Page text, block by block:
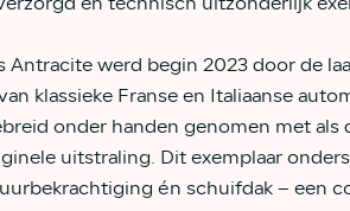
Antracite werd begin 2023 door de
klassieke Franse en Italiaanse
onder handen genomen met
uitstraling. Dit exemplaar
én schuifdak – een